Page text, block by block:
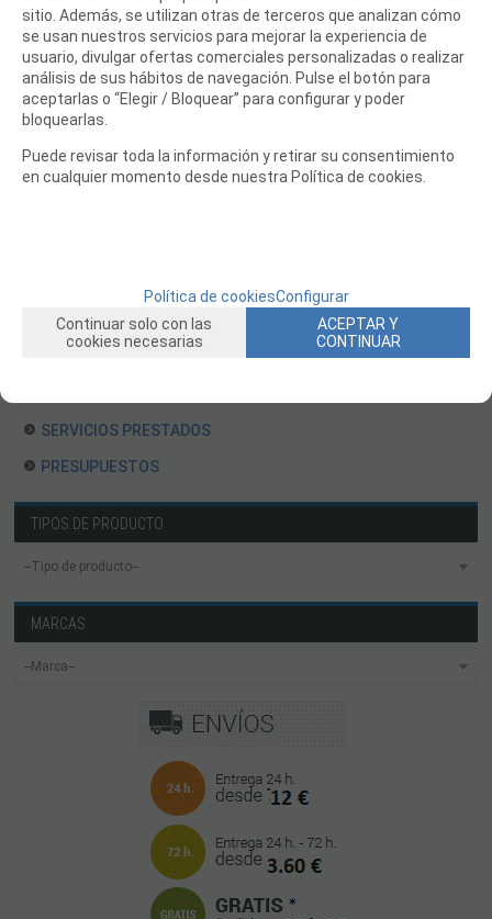
JUEGOS MESA, CONSTRUCCION, PUZZLES
FILAMENTO IMPRESORA 3D
MOTORES Y ACCESORIOS
ACCESORIOS, HERRAMIENTAS, PINTURAS, MATERIALES
TRENES
SERVICIOS PRESTADOS
PRESUPUESTOS
TIPOS DE PRODUCTO
MARCAS
sitio. Además, se utilizan otras de terceros que analizan cómo
se usan nuestros servicios para mejorar la experiencia de
usuario, divulgar ofertas comerciales personalizadas o realizar
análisis de sus hábitos de navegación. Pulse el botón para
aceptarlas o “Elegir / Bloquear” para configurar y poder
bloquearlas.
Puede revisar toda la información y retirar su consentimiento
en cualquier momento desde nuestra Política de cookies.
Política de cookiesConfigurar
Continuar solo con las
cookies necesarias
ACEPTAR Y
CONTINUAR